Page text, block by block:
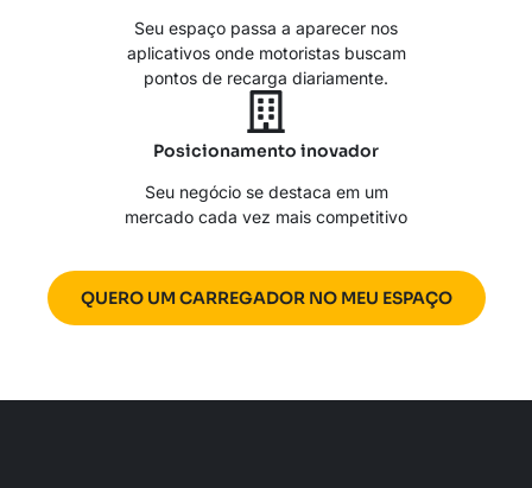
Seu espaço passa a aparecer nos
aplicativos onde motoristas buscam
pontos de recarga diariamente.
Posicionamento inovador
Seu negócio se destaca em um
mercado cada vez mais competitivo
QUERO UM CARREGADOR NO MEU ESPAÇO